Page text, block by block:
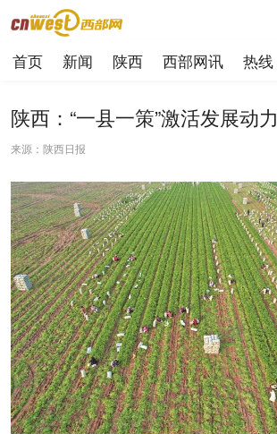
首页 新闻 陕西 西部网讯 热线
陕西：“一县一策”激活发展动力
来源：陕西日报